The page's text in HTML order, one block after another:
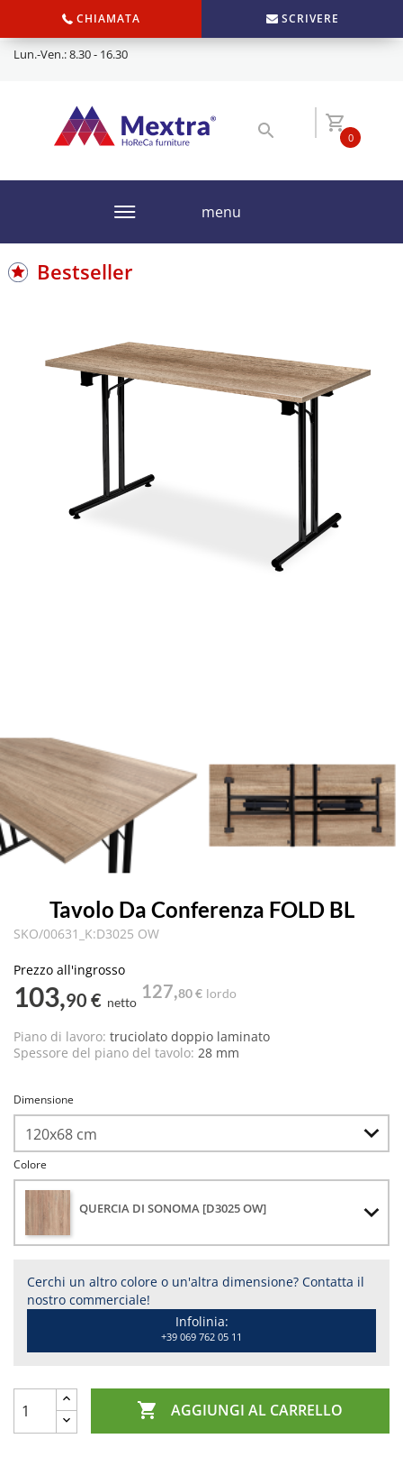
CHIAMATA SCRIVERE
Lun.-Ven.: 8.30 - 16.30
0
menu
Bestseller
Tavolo Da Conferenza FOLD BL
SKO/00631_K:D3025 OW
Prezzo all'ingrosso
103,90 € netto
127,80 € lordo
Piano di lavoro: truciolato doppio laminato
Spessore del piano del tavolo: 28 mm
Dimensione
Colore
QUERCIA DI SONOMA [D3025 OW]
Cerchi un altro colore o un'altra dimensione? Contatta il
nostro commerciale!
Infolinia:
+39 069 762 05 11
 AGGIUNGI AL CARRELLO